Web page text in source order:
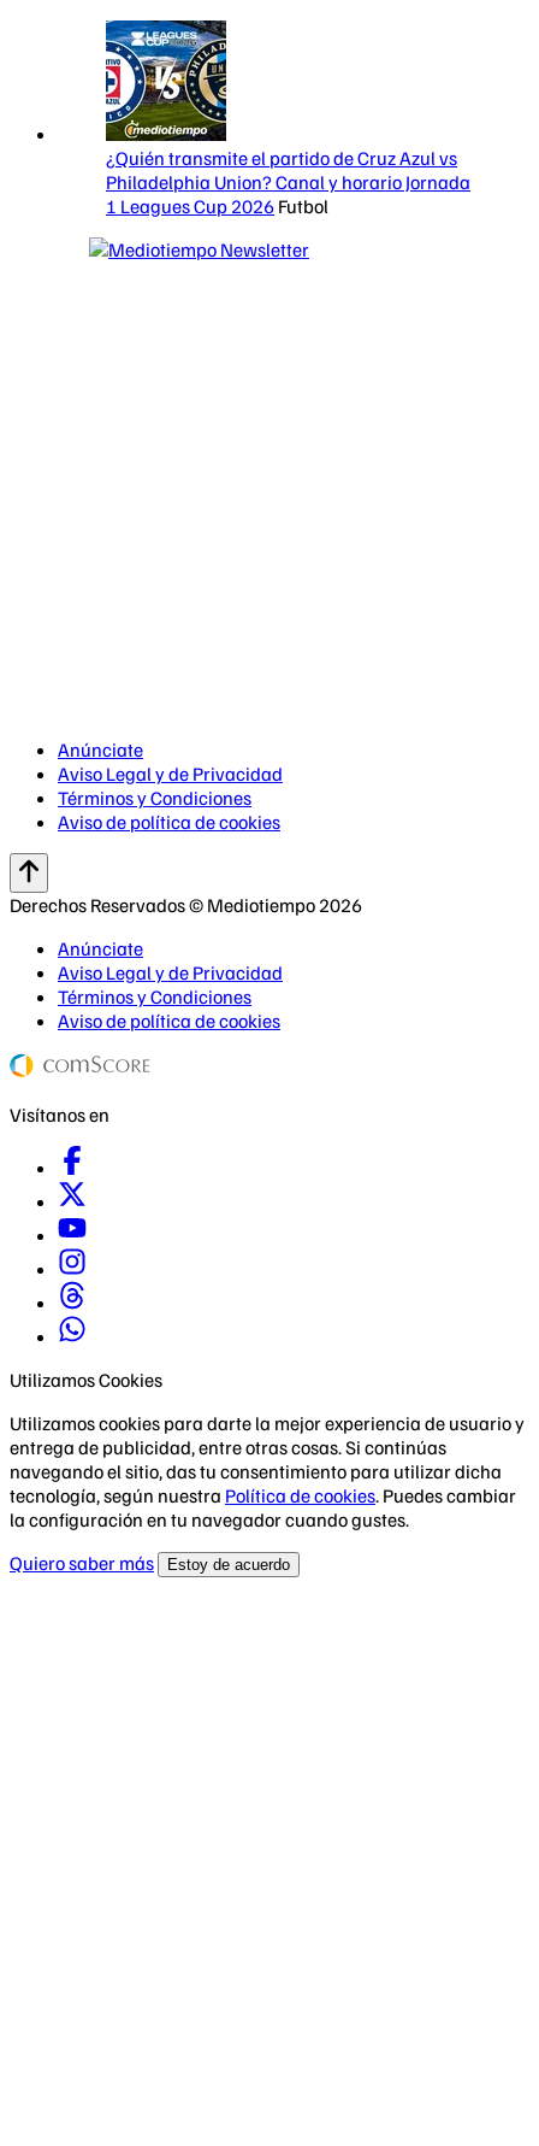
¿Quién transmite el partido de Cruz Azul vs
Philadelphia Union? Canal y horario Jornada
1 Leagues Cup 2026 Futbol
Anúnciate
Aviso Legal y de Privacidad
Términos y Condiciones
Aviso de política de cookies
Derechos Reservados © Mediotiempo 2026
Anúnciate
Aviso Legal y de Privacidad
Términos y Condiciones
Aviso de política de cookies
Visítanos en
Utilizamos Cookies
Utilizamos cookies para darte la mejor experiencia de usuario y
entrega de publicidad, entre otras cosas. Si continúas
navegando el sitio, das tu consentimiento para utilizar dicha
tecnología, según nuestra Política de cookies. Puedes cambiar
la configuración en tu navegador cuando gustes.
Quiero saber más
Estoy de acuerdo